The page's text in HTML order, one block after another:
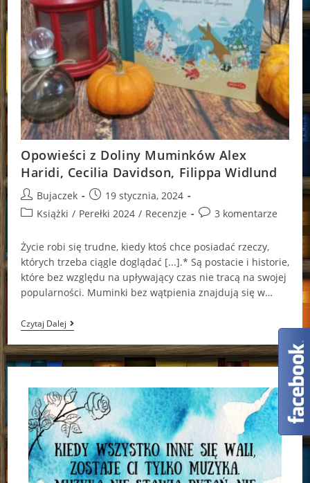
Opowieści z Doliny Muminków Alex
Haridi, Cecilia Davidson, Filippa Widlund
Post
author:
Bujaczek
Post
published:
19 stycznia, 2024
PostKsiążki / Perełki 2024 / Recenzje
Post3 komentarze
Życie robi się trudne, kiedy ktoś chce posiadać rzeczy,
których trzeba ciągle doglądać [...].* Są postacie i historie,
które bez względu na upływający czas nie tracą na swojej
popularności. Muminki bez wątpienia znajdują się w…
Czytaj DalejOpowieści
Z
Doliny
Muminków
Alex
Cecilia
Davidson,
Filippa
Widlund